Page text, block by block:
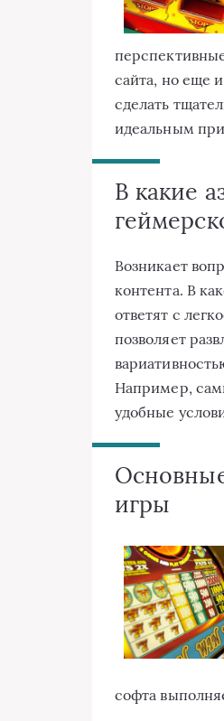
сайта, но еще
сделать
идеальным
В какие
Возникает
контента. В
ответят с
позволяет
Например,
удобные
игры
софта